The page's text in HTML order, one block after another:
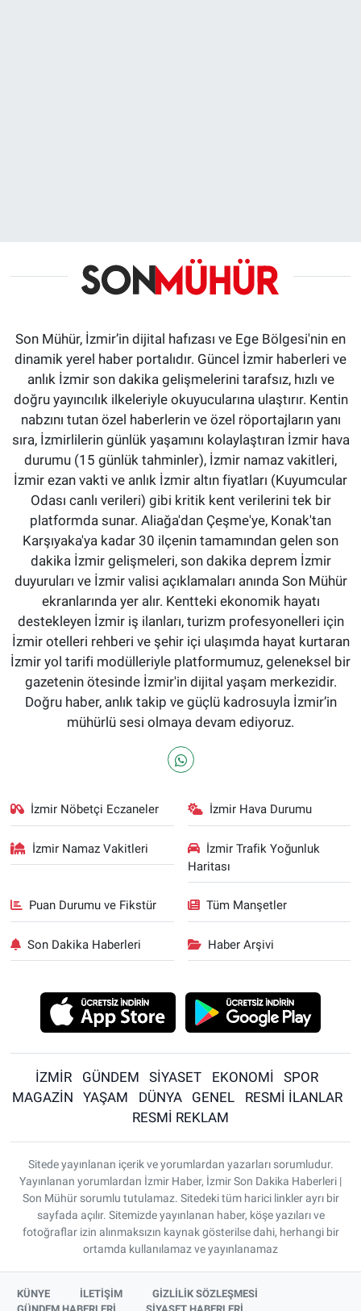
Son Mühür, İzmir’in dijital hafızası ve Ege Bölgesi'nin en
dinamik yerel haber portalıdır. Güncel İzmir haberleri ve
anlık İzmir son dakika gelişmelerini tarafsız, hızlı ve
doğru yayıncılık ilkeleriyle okuyucularına ulaştırır. Kentin
nabzını tutan özel haberlerin ve özel röportajların yanı
sıra, İzmirlilerin günlük yaşamını kolaylaştıran İzmir hava
durumu (15 günlük tahminler), İzmir namaz vakitleri,
İzmir ezan vakti ve anlık İzmir altın fiyatları (Kuyumcular
Odası canlı verileri) gibi kritik kent verilerini tek bir
platformda sunar. Aliağa'dan Çeşme'ye, Konak'tan
Karşıyaka'ya kadar 30 ilçenin tamamından gelen son
dakika İzmir gelişmeleri, son dakika deprem İzmir
duyuruları ve İzmir valisi açıklamaları anında Son Mühür
ekranlarında yer alır. Kentteki ekonomik hayatı
destekleyen İzmir iş ilanları, turizm profesyonelleri için
İzmir otelleri rehberi ve şehir içi ulaşımda hayat kurtaran
İzmir yol tarifi modülleriyle platformumuz, geleneksel bir
gazetenin ötesinde İzmir'in dijital yaşam merkezidir.
Doğru haber, anlık takip ve güçlü kadrosuyla İzmir’in
mühürlü sesi olmaya devam ediyoruz.
İzmir Nöbetçi Eczaneler İzmir Hava Durumu
İzmir Namaz Vakitleri
İzmir Trafik Yoğunluk
Haritası
Puan Durumu ve Fikstür Tüm Manşetler
Son Dakika Haberleri Haber Arşivi
İZMİR GÜNDEM SİYASET EKONOMİ
SPOR
MAGAZİN
YAŞAM DÜNYA GENEL
RESMİ İLANLAR
RESMİ REKLAM
Sitede yayınlanan içerik ve yorumlardan yazarları sorumludur.
Yayınlanan yorumlardan İzmir Haber, İzmir Son Dakika Haberleri |
Son Mühür sorumlu tutulamaz. Sitedeki tüm harici linkler ayrı bir
sayfada açılır. Sitemizde yayınlanan haber, köşe yazıları ve
fotoğraflar izin alınmaksızın kaynak gösterilse dahi, herhangi bir
ortamda kullanılamaz ve yayınlanamaz
KÜNYE İLETİŞİM
GİZLİLİK SÖZLEŞMESİ